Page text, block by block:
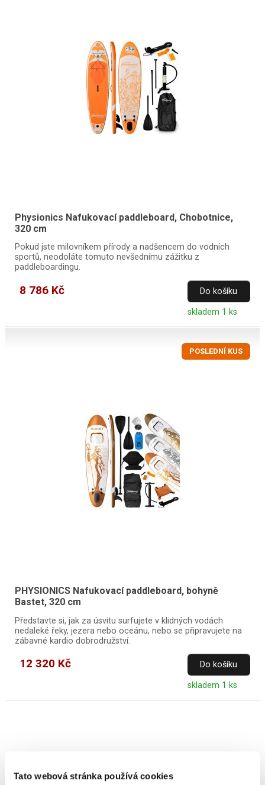
Tato webová stránka používá cookies
Physionics Nafukovací paddleboard, Chobotnice,
320 cm
Pokud jste milovníkem přírody a nadšencem do vodních
sportů, neodoláte tomuto nevšednímu zážitku z
paddleboardingu.
8 786 Kč Do košíku
skladem 1 ks
POSLEDNÍ KUS
PHYSIONICS Nafukovací paddleboard, bohyně
Bastet, 320 cm
Představte si, jak za úsvitu surfujete v klidných vodách
nedaleké řeky, jezera nebo oceánu, nebo se připravujete na
zábavné kardio dobrodružství.
12 320 Kč Do košíku
skladem 1 ks
rekreační pádlování i aktivní odpočinek během dovolené.